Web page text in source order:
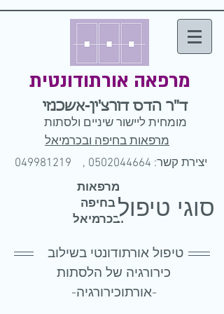
מרפאה אורתודונטית
ד"ר הדס דורצ'ין-אשכנזי
מרפאות בחיפה ובכרמיאל
יצירת קשר: 0502044664 ,
049981219
מרפאות
בחיפה
ובכרמיאלסוגי טיפול
כירורגיה של הלסתות
-אורתוכירורגיה-